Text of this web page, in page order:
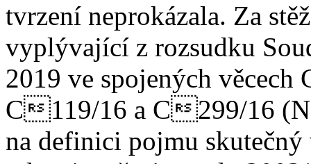
tvrzení neprokázala. Za
vyplývající z rozsudku
2019 ve spojených
C119/16 a C299/16 (N
na definici pojmu